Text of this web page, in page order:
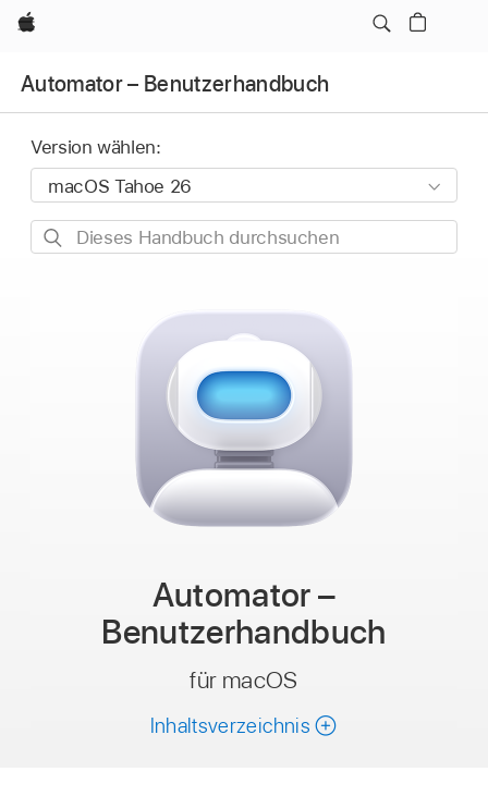
Apple
Automator – Benutzerhandbuch
Version wählen:
Dieses
Automator –
Benutzerhandbuch
für macOS
Inhaltsverzeichnis